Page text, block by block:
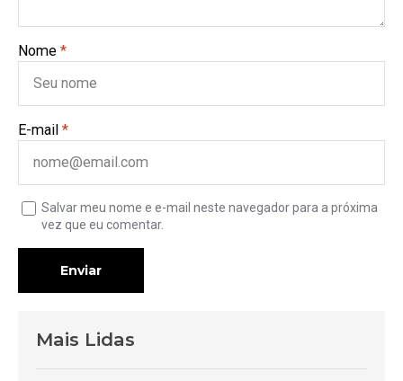
Nome *
E-mail *
Salvar meu nome e e-mail neste navegador para a próxima
vez que eu comentar.
Enviar
Mais Lidas